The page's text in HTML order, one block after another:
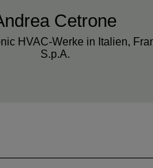
Cetrone
HVAC-Werke in Italien,
S.p.A.